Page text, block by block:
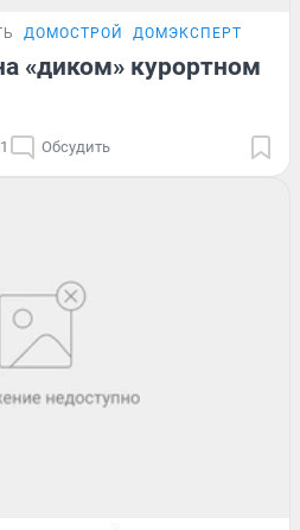
ДОМОСТРОЙ ДОМЭКСПЕРТ
«диком» курортном
Обсудить